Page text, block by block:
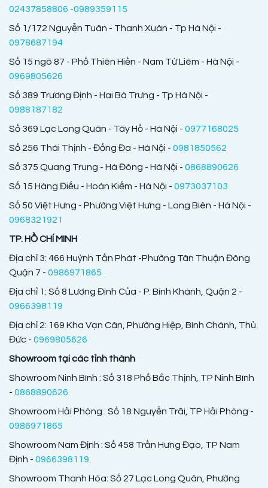
02437858806 -0989359115
Số 1/172 Nguyễn Tuân - Thanh Xuân - Tp Hà Nội -
0978687194
Số 15 ngõ 87 - Phố Thiên Hiền - Nam Từ Liêm - Hà Nội -
0969805626
Số 389 Trương Định - Hai Bà Trưng - Tp Hà Nội -
0988187182
Số 369 Lạc Long Quân - Tây Hồ - Hà Nội - 0977168025
Số 256 Thái Thịnh - Đống Đa - Hà Nội - 0981850562
Số 375 Quang Trung - Hà Đông - Hà Nội - 0868890626
Số 15 Hàng Điếu - Hoàn Kiếm - Hà Nội - 0973037103
Số 50 Việt Hưng - Phường Việt Hưng - Long Biên - Hà Nội -
0968321921
TP. HỒ CHÍ MINH
Địa chỉ 3: 466 Huỳnh Tấn Phát -Phường Tân Thuận Đông
Quận 7 - 0986971865
Địa chỉ 1: Số 8 Lương Đình Của - P. Bình Khánh, Quận 2 -
0966398119
Địa chỉ 2: 169 Kha Vạn Cân, Phường Hiệp, Bình Chánh, Thủ
Đức - 0969805626
Showroom tại các tỉnh thành
Showroom Ninh Bình : Số 318 Phố Bắc Thịnh, TP Ninh Bình
- 0868890626
Showroom Hải Phòng : Số 18 Nguyễn Trãi, TP Hải Phòng -
0986971865
Showroom Nam Định : Số 458 Trần Hưng Đạo, TP Nam
Định - 0966398119
Showroom Thanh Hóa: Số 27 Lạc Long Quân, Phường